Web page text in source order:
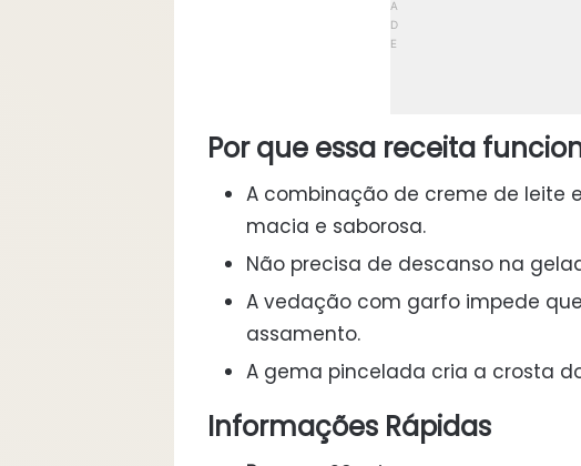
Por que essa receita
A combinação de creme de leite
macia e saborosa.
Não precisa de descanso na
A vedação com garfo impede
assamento.
A gema pincelada cria a crosta
Informações Rápidas